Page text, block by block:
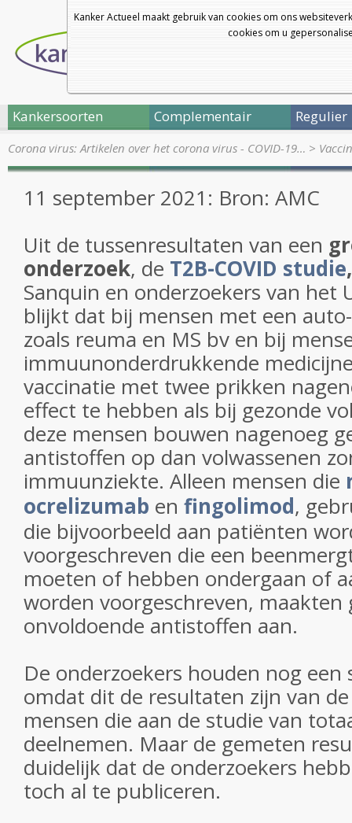
Kanker Actueel maakt gebruik van cookies om ons
cookies om u
Kankersoorten Complementair Regulier
Corona virus: Artikelen over het corona virus - COVID-19… >
11 september 2021: Bron: AMC
Uit de tussenresultaten van een
onderzoek, de T2B-COVID studie,
Sanquin en onderzoekers van het
blijkt dat bij mensen met een
zoals reuma en MS bv en bij
immuunonderdrukkende
vaccinatie met twee prikken
effect te hebben als bij gezonde
deze mensen bouwen nagenoeg
antistoffen op dan volwassenen
immuunziekte. Alleen mensen die
ocrelizumab en fingolimod,
die bijvoorbeeld aan patiënten
voorgeschreven die een
moeten of hebben ondergaan of
worden voorgeschreven, maakten
onvoldoende antistoffen aan.
De onderzoekers houden nog een
omdat dit de resultaten zijn van
mensen die aan de studie van
deelnemen. Maar de gemeten
duidelijk dat de onderzoekers
toch al te publiceren.